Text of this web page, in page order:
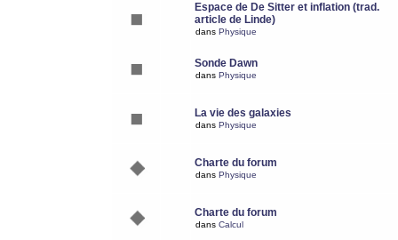
Espace de De Sitter et inflation (trad.
article de Linde)
dans Physique
Sonde Dawn
dans Physique
La vie des galaxies
dans Physique
Charte du forum
dans Physique
Charte du forum
dans Calcul